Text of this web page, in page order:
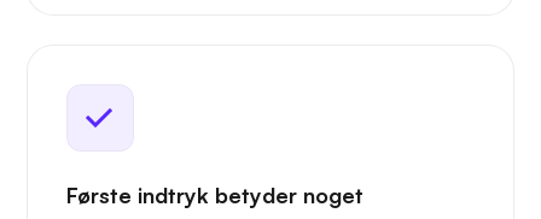
Første indtryk betyder noget